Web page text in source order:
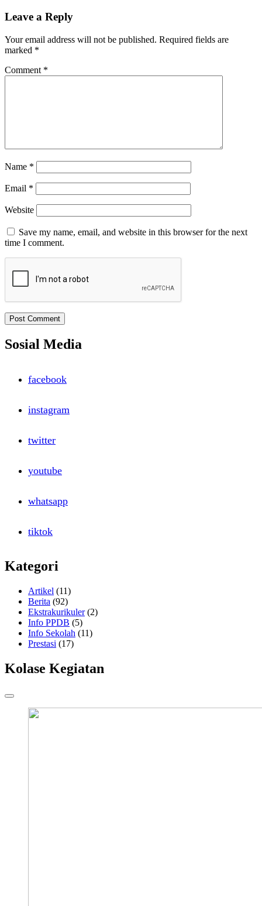
Leave a Reply
Your email address will not be published. Required fields are
marked *
Comment *
Name *
Email *
Website
Save my name, email, and website in this browser for the next
time I comment.
Sosial Media
facebook
instagram
twitter
youtube
whatsapp
tiktok
Kategori
Artikel (11)
Berita (92)
Ekstrakurikuler(2)
Info PPDB (5)
Info Sekolah (11)
Prestasi (17)
Kolase Kegiatan